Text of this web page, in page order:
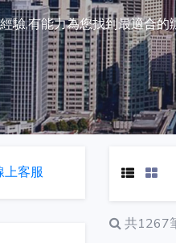
驗,有能力為您找到最適合的
上客服
共1267